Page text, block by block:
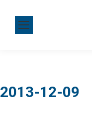
2013-12-09